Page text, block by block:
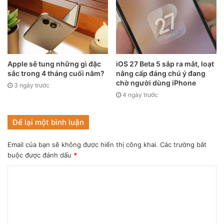
như trên màn hình trong khách sạn hoặc ngân hàng. Chúng
sẽ ngăn, không cho màn hình có thể xem được từ
nhiều góc.
Apple sẽ tung những gì đặc
sắc trong 4 tháng cuối năm?
3 ngày trước
iOS 27 Beta 5 sắp ra mắt, loạt
nâng cấp đáng chú ý đang
chờ người dùng iPhone
4 ngày trước
Để lại một bình luận
Email của bạn sẽ không được hiển thị công khai. Các trường bắt
buộc được đánh dấu *